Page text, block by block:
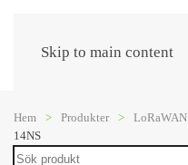
Skip to main content
Hem Produkter LoRaWAN
14NS
Search